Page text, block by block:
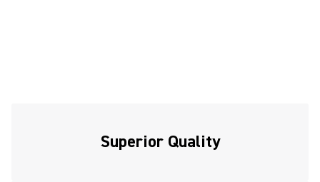
Superior Quality